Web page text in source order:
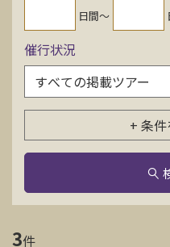
電話に
日間〜
催行状況
+ 条
3件